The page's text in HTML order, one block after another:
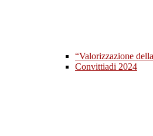
“Valorizzazione
Convittiadi 2024